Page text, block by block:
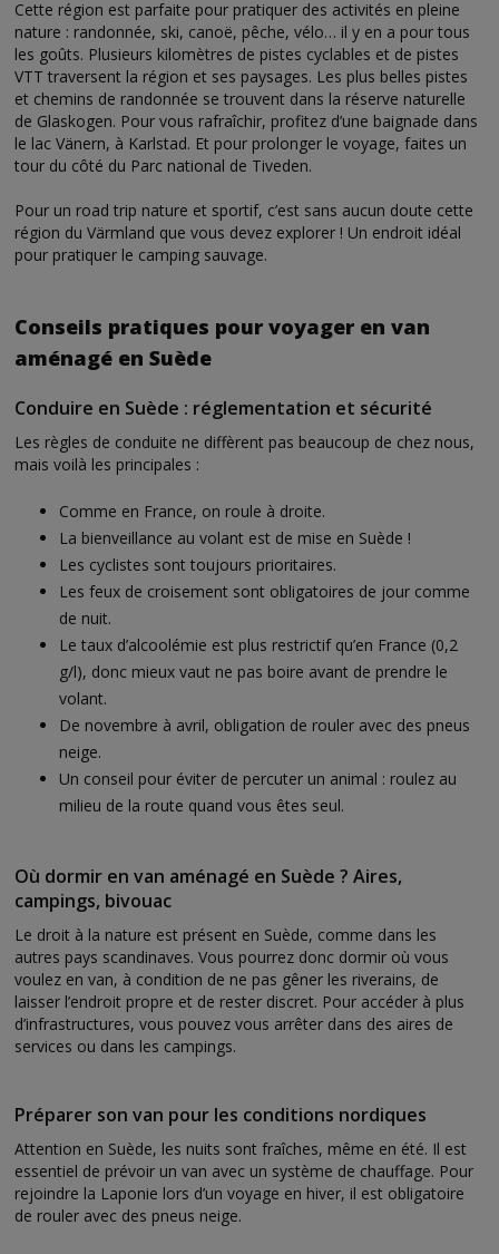
Cette région est parfaite pour pratiquer des activités en pleine
nature : randonnée, ski, canoë, pêche, vélo… il y en a pour tous
les goûts. Plusieurs kilomètres de pistes cyclables et de pistes
VTT traversent la région et ses paysages. Les plus belles pistes
et chemins de randonnée se trouvent dans la réserve naturelle
de Glaskogen. Pour vous rafraîchir, profitez d’une baignade dans
le lac Vänern, à Karlstad. Et pour prolonger le voyage, faites un
tour du côté du Parc national de Tiveden.
Pour un road trip nature et sportif, c’est sans aucun doute cette
région du Värmland que vous devez explorer ! Un endroit idéal
pour pratiquer le camping sauvage.
Conseils pratiques pour voyager en van
aménagé en Suède
Conduire en Suède : réglementation et sécurité
Les règles de conduite ne diffèrent pas beaucoup de chez nous,
mais voilà les principales :
Comme en France, on roule à droite.
La bienveillance au volant est de mise en Suède !
Les cyclistes sont toujours prioritaires.
Les feux de croisement sont obligatoires de jour comme
de nuit.
Le taux d’alcoolémie est plus restrictif qu’en France (0,2
g/l), donc mieux vaut ne pas boire avant de prendre le
volant.
De novembre à avril, obligation de rouler avec des pneus
neige.
Un conseil pour éviter de percuter un animal : roulez au
milieu de la route quand vous êtes seul.
Où dormir en van aménagé en Suède ? Aires,
campings, bivouac
Le droit à la nature est présent en Suède, comme dans les
autres pays scandinaves. Vous pourrez donc dormir où vous
voulez en van, à condition de ne pas gêner les riverains, de
laisser l’endroit propre et de rester discret. Pour accéder à plus
d’infrastructures, vous pouvez vous arrêter dans des aires de
services ou dans les campings.
Préparer son van pour les conditions nordiques
Attention en Suède, les nuits sont fraîches, même en été. Il est
essentiel de prévoir un van avec un système de chauffage. Pour
rejoindre la Laponie lors d’un voyage en hiver, il est obligatoire
de rouler avec des pneus neige.